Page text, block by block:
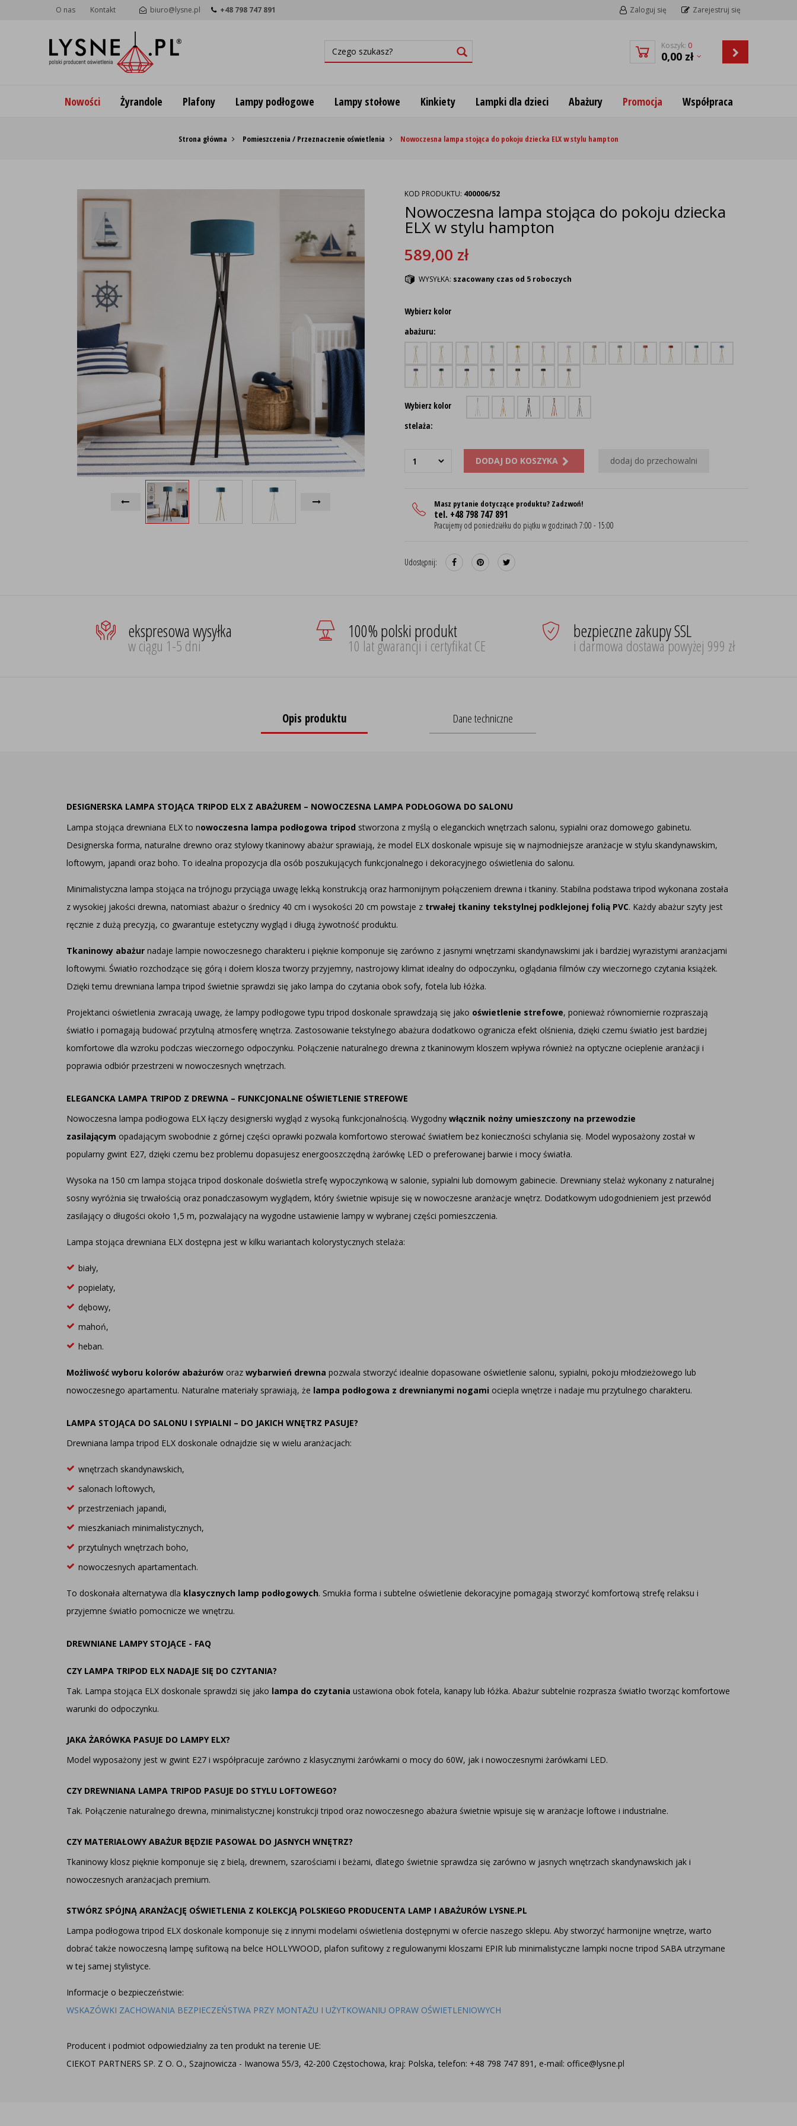
O nas Kontakt biuro@lysne.pl +48 798 747 891 Zaloguj się Zarejestruj się
Koszyk: 0
0,00 zł
Nowości Żyrandole Plafony Lampy podłogowe Lampy stołowe Kinkiety Lampki dla dzieci Abażury Promocja Współpraca
Strona główna Pomieszczenia / Przeznaczenie oświetlenia Nowoczesna lampa stojąca do pokoju dziecka ELX w stylu hampton
KOD PRODUKTU: 400006/52
Nowoczesna lampa stojąca do pokoju dziecka
ELX w stylu hampton
589,00 zł
WYSYŁKA: szacowany czas od 5 roboczych
Wybierz kolor
abażuru:
Wybierz kolor
stelaża:
DODAJ DO KOSZYKA dodaj do przechowalni
Masz pytanie dotyczące produktu? Zadzwoń!
tel. +48 798 747 891
Pracujemy od poniedziałku do piątku w godzinach 7:00 - 15:00
Udostępnij:
ekspresowa wysyłka
w ciągu 1-5 dni
100% polski produkt
10 lat gwarancji i certyfikat CE
bezpieczne zakupy SSL
i darmowa dostawa powyżej 999 zł
Opis produktu Dane techniczne
DESIGNERSKA LAMPA STOJĄCA TRIPOD ELX Z ABAŻUREM – NOWOCZESNA LAMPA PODŁOGOWA DO SALONU
Lampa stojąca drewniana ELX to nowoczesna lampa podłogowa tripod stworzona z myślą o eleganckich wnętrzach salonu, sypialni oraz domowego gabinetu.
Designerska forma, naturalne drewno oraz stylowy tkaninowy abażur sprawiają, że model ELX doskonale wpisuje się w najmodniejsze aranżacje w stylu skandynawskim,
loftowym, japandi oraz boho. To idealna propozycja dla osób poszukujących funkcjonalnego i dekoracyjnego oświetlenia do salonu.
Minimalistyczna lampa stojąca na trójnogu przyciąga uwagę lekką konstrukcją oraz harmonijnym połączeniem drewna i tkaniny. Stabilna podstawa tripod wykonana została
z wysokiej jakości drewna, natomiast abażur o średnicy 40 cm i wysokości 20 cm powstaje z trwałej tkaniny tekstylnej podklejonej folią PVC. Każdy abażur szyty jest
ręcznie z dużą precyzją, co gwarantuje estetyczny wygląd i długą żywotność produktu.
Tkaninowy abażur nadaje lampie nowoczesnego charakteru i pięknie komponuje się zarówno z jasnymi wnętrzami skandynawskimi jak i bardziej wyrazistymi aranżacjami
loftowymi. Światło rozchodzące się górą i dołem klosza tworzy przyjemny, nastrojowy klimat idealny do odpoczynku, oglądania filmów czy wieczornego czytania książek.
Dzięki temu drewniana lampa tripod świetnie sprawdzi się jako lampa do czytania obok sofy, fotela lub łóżka.
Projektanci oświetlenia zwracają uwagę, że lampy podłogowe typu tripod doskonale sprawdzają się jako oświetlenie strefowe, ponieważ równomiernie rozpraszają
światło i pomagają budować przytulną atmosferę wnętrza. Zastosowanie tekstylnego abażura dodatkowo ogranicza efekt olśnienia, dzięki czemu światło jest bardziej
komfortowe dla wzroku podczas wieczornego odpoczynku. Połączenie naturalnego drewna z tkaninowym kloszem wpływa również na optyczne ocieplenie aranżacji i
poprawia odbiór przestrzeni w nowoczesnych wnętrzach.
ELEGANCKA LAMPA TRIPOD Z DREWNA – FUNKCJONALNE OŚWIETLENIE STREFOWE
Nowoczesna lampa podłogowa ELX łączy designerski wygląd z wysoką funkcjonalnością. Wygodny włącznik nożny umieszczony na przewodzie
zasilającym opadającym swobodnie z górnej części oprawki pozwala komfortowo sterować światłem bez konieczności schylania się. Model wyposażony został w
popularny gwint E27, dzięki czemu bez problemu dopasujesz energooszczędną żarówkę LED o preferowanej barwie i mocy światła.
Wysoka na 150 cm lampa stojąca tripod doskonale doświetla strefę wypoczynkową w salonie, sypialni lub domowym gabinecie. Drewniany stelaż wykonany z naturalnej
sosny wyróżnia się trwałością oraz ponadczasowym wyglądem, który świetnie wpisuje się w nowoczesne aranżacje wnętrz. Dodatkowym udogodnieniem jest przewód
zasilający o długości około 1,5 m, pozwalający na wygodne ustawienie lampy w wybranej części pomieszczenia.
Lampa stojąca drewniana ELX dostępna jest w kilku wariantach kolorystycznych stelaża:
biały,
popielaty,
dębowy,
mahoń,
heban.
Możliwość wyboru kolorów abażurów oraz wybarwień drewna pozwala stworzyć idealnie dopasowane oświetlenie salonu, sypialni, pokoju młodzieżowego lub
nowoczesnego apartamentu. Naturalne materiały sprawiają, że lampa podłogowa z drewnianymi nogami ociepla wnętrze i nadaje mu przytulnego charakteru.
LAMPA STOJĄCA DO SALONU I SYPIALNI – DO JAKICH WNĘTRZ PASUJE?
Drewniana lampa tripod ELX doskonale odnajdzie się w wielu aranżacjach:
wnętrzach skandynawskich,
salonach loftowych,
przestrzeniach japandi,
mieszkaniach minimalistycznych,
przytulnych wnętrzach boho,
nowoczesnych apartamentach.
To doskonała alternatywa dla klasycznych lamp podłogowych. Smukła forma i subtelne oświetlenie dekoracyjne pomagają stworzyć komfortową strefę relaksu i
przyjemne światło pomocnicze we wnętrzu.
DREWNIANE LAMPY STOJĄCE - FAQ
CZY LAMPA TRIPOD ELX NADAJE SIĘ DO CZYTANIA?
Tak. Lampa stojąca ELX doskonale sprawdzi się jako lampa do czytania ustawiona obok fotela, kanapy lub łóżka. Abażur subtelnie rozprasza światło tworząc komfortowe
warunki do odpoczynku.
JAKA ŻARÓWKA PASUJE DO LAMPY ELX?
Model wyposażony jest w gwint E27 i współpracuje zarówno z klasycznymi żarówkami o mocy do 60W, jak i nowoczesnymi żarówkami LED.
CZY DREWNIANA LAMPA TRIPOD PASUJE DO STYLU LOFTOWEGO?
Tak. Połączenie naturalnego drewna, minimalistycznej konstrukcji tripod oraz nowoczesnego abażura świetnie wpisuje się w aranżacje loftowe i industrialne.
CZY MATERIAŁOWY ABAŻUR BĘDZIE PASOWAŁ DO JASNYCH WNĘTRZ?
Tkaninowy klosz pięknie komponuje się z bielą, drewnem, szarościami i beżami, dlatego świetnie sprawdza się zarówno w jasnych wnętrzach skandynawskich jak i
nowoczesnych aranżacjach premium.
STWÓRZ SPÓJNĄ ARANŻACJĘ OŚWIETLENIA Z KOLEKCJĄ POLSKIEGO PRODUCENTA LAMP I ABAŻURÓW LYSNE.PL
Lampa podłogowa tripod ELX doskonale komponuje się z innymi modelami oświetlenia dostępnymi w ofercie naszego sklepu. Aby stworzyć harmonijne wnętrze, warto
dobrać także nowoczesną lampę sufitową na belce HOLLYWOOD, plafon sufitowy z regulowanymi kloszami EPIR lub minimalistyczne lampki nocne tripod SABA utrzymane
w tej samej stylistyce.
Informacje o bezpieczeństwie:
WSKAZÓWKI ZACHOWANIA BEZPIECZEŃSTWA PRZY MONTAŻU I UŻYTKOWANIU OPRAW OŚWIETLENIOWYCH
Producent i podmiot odpowiedzialny za ten produkt na terenie UE:
CIEKOT PARTNERS SP. Z O. O., Szajnowicza - Iwanowa 55/3, 42-200 Częstochowa, kraj: Polska, telefon: +48 798 747 891, e-mail: office@lysne.pl